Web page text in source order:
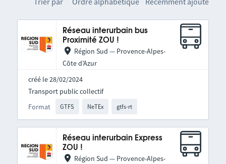
Réseau interurbain bus
Proximité ZOU !
Région Sud — Provence-Alpes-
Côte d’Azur
créé le 28/02/2024
Format GTFS NeTEx gtfs-rt
Transport public collectif
Réseau interurbain Express
ZOU !
Région Sud — Provence-Alpes-